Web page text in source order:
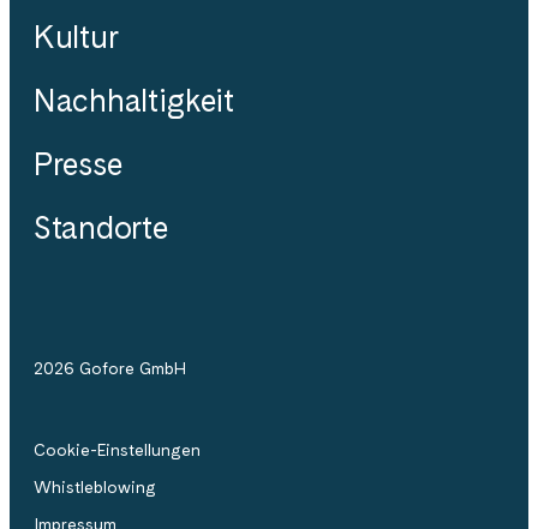
Kultur
Nachhaltigkeit
Presse
Standorte
2026 Gofore GmbH
Cookie-Einstellungen
Whistleblowing
Impressum